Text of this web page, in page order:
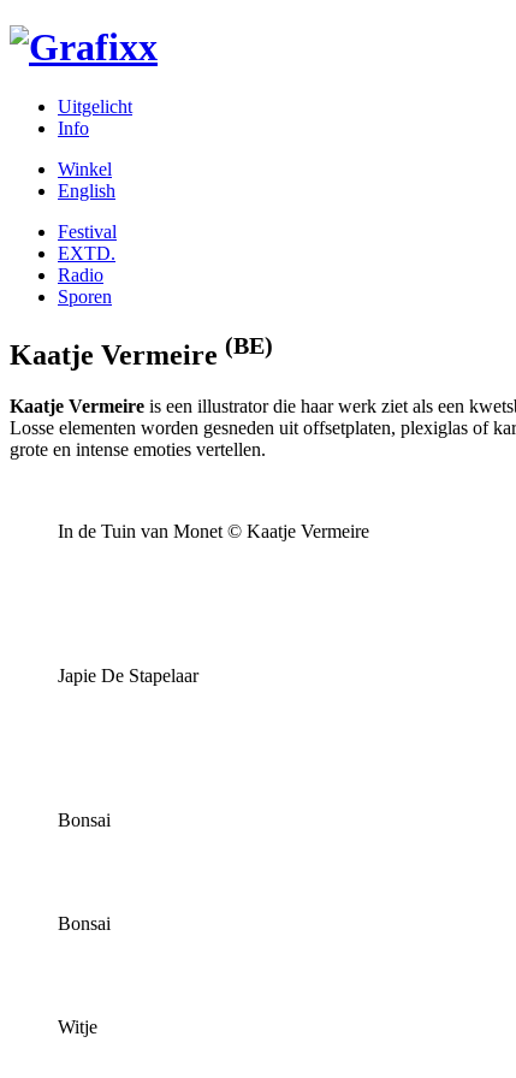
Uitgelicht
Info
Winkel
English
Festival
EXTD.
Radio
Sporen
Kaatje Vermeire (BE)
Kaatje Vermeire is een illustrator die haar werk ziet als een
Losse elementen worden gesneden uit offsetplaten, plexiglas of
grote en intense emoties vertellen.
In de Tuin van Monet © Kaatje Vermeire
Japie De Stapelaar
Bonsai
Bonsai
Witje